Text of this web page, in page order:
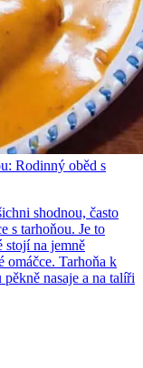
Rodinný oběd s
shodnou, často
s tarhoňou. Je to
stojí na jemně
omáčce. Tarhoňa k
nasaje a na talíři